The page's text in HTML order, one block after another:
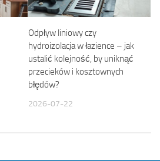
Odpływ liniowy czy
hydroizolacja w łazience – jak
ustalić kolejność, by uniknąć
przecieków i kosztownych
błędów?
2026-07-22